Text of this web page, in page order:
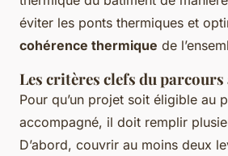
éviter les ponts thermiques et
cohérence thermique de
Les critères clefs du parcours
Pour qu’un projet soit éligible au
accompagné, il doit remplir
D’abord, couvrir au moins deux